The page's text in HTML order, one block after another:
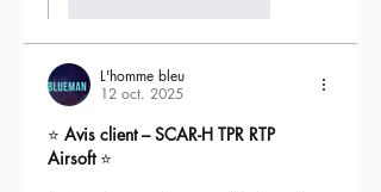
L'homme bleu
12 oct. 2025
⭐ Avis client – SCAR-H TPR RTP
Airsoft ⭐